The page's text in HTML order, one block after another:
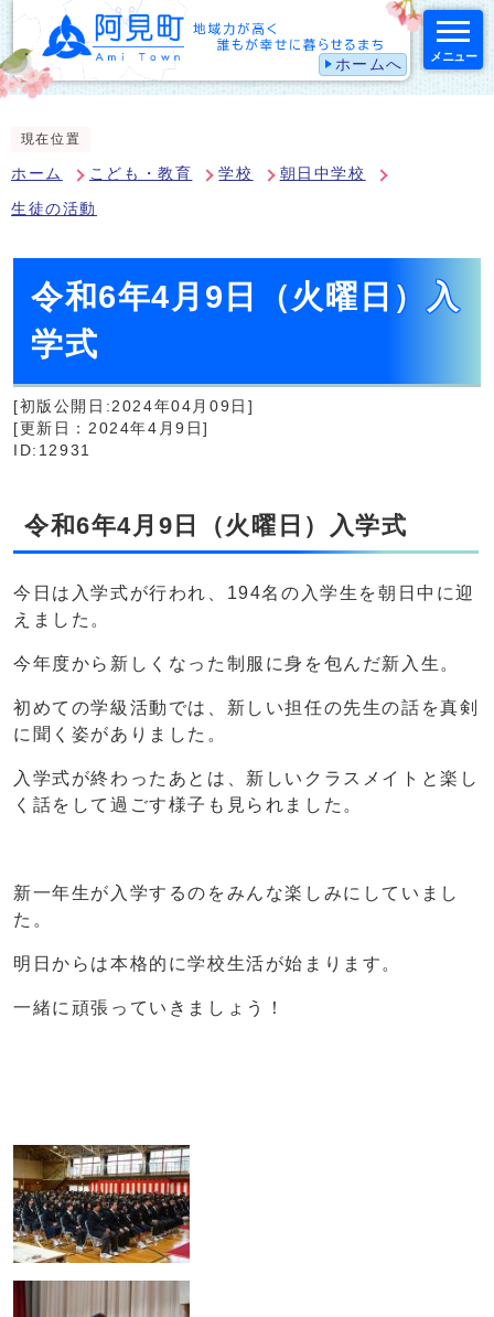
ホームへ メニュー
現在位置
ホーム こども・教育 学校 朝日中学校
生徒の活動
令和6年4月9日（火曜日）入
学式
[初版公開日:2024年04月09日]
[更新日：2024年4月9日]
ID:12931
令和6年4月9日（火曜日）入学式
今日は入学式が行われ、194名の入学生を朝日中に迎
えました。
今年度から新しくなった制服に身を包んだ新入生。
初めての学級活動では、新しい担任の先生の話を真剣
に聞く姿がありました。
入学式が終わったあとは、新しいクラスメイトと楽し
く話をして過ごす様子も見られました。
新一年生が入学するのをみんな楽しみにしていまし
た。
明日からは本格的に学校生活が始まります。
一緒に頑張っていきましょう！